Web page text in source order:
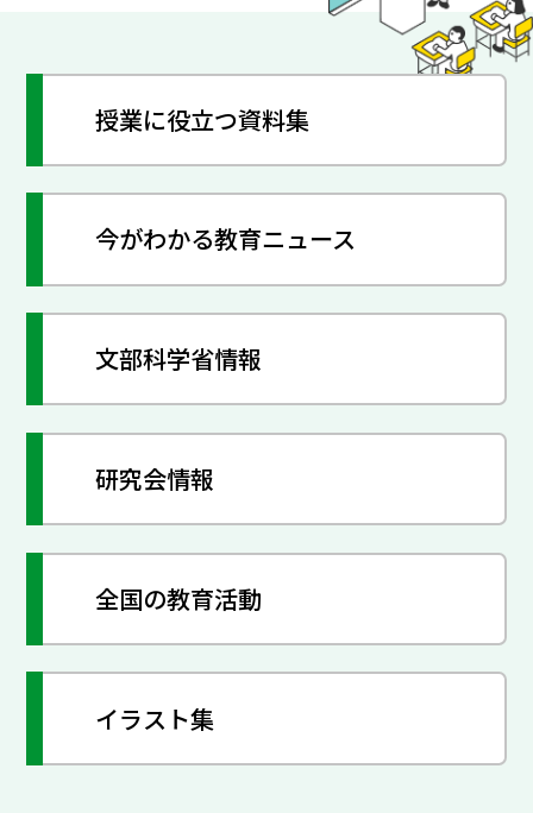
授業に役立つ資料集
今がわかる教育ニュース
文部科学省情報
研究会情報
全国の教育活動
イラスト集